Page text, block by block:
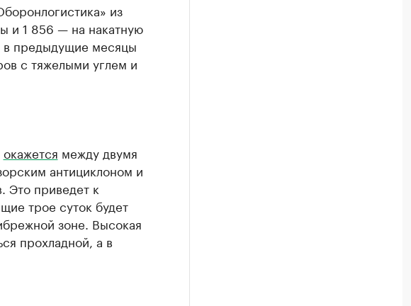
из
и 1 856 — на накатную
в предыдущие месяцы
с тяжелыми углем и
окажется между двумя
антициклоном и
Это приведет к
трое суток будет
зоне. Высокая
прохладной, а в